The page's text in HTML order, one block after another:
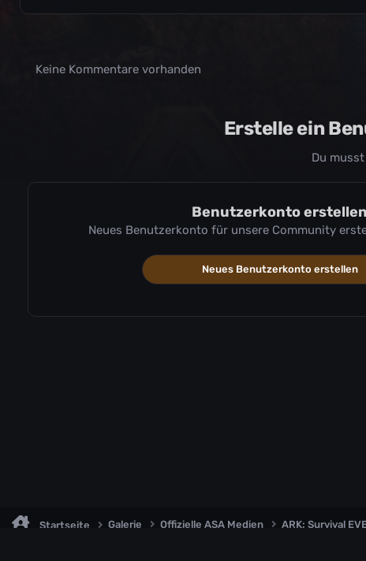
Keine Kommentare vorhanden
Erstelle ein
Du
Benutzerkonto erstellen
Neues Benutzerkonto für unsere Community
Neues Benutzerkonto erstellen
Startseite Galerie Offizielle ASA Medien ARK: Survival